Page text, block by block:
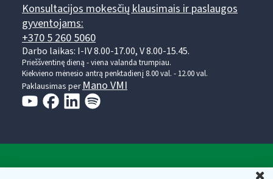
Konsultacijos mokesčių klausimais ir paslaugos
gyventojams:
+370 5 260 5060
Darbo laikas: I-IV 8.00-17.00, V 8.00-15.45.
Prieššventinę dieną - viena valanda trumpiau.
Kiekvieno mėnesio antrą penktadienį 8.00 val. - 12.00 val.
Paklausimas per Mano VMI